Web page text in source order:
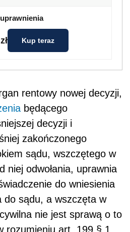
Kup teraz
rentowy nowej decyzji,
będącego
decyzji i
zakończonego
sądu, wszczętego w
niej odwołania, uprawnia
do wniesienia
do sądu, a wszczęta w
nie jest sprawą o to
rozumieniu art. 199 § 1